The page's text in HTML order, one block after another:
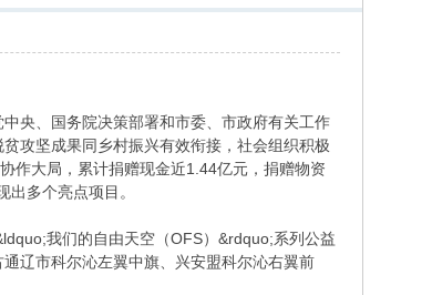
央、国务院决策部署和市委、市政府有关工作
攻坚成果同乡村振兴有效衔接，社会组织积极
作大局，累计捐赠现金近1.44亿元，捐赠物资
多个亮点项目。
我们的自由天空（OFS）&rdquo;系列公益
辽市科尔沁左翼中旗、兴安盟科尔沁右翼前